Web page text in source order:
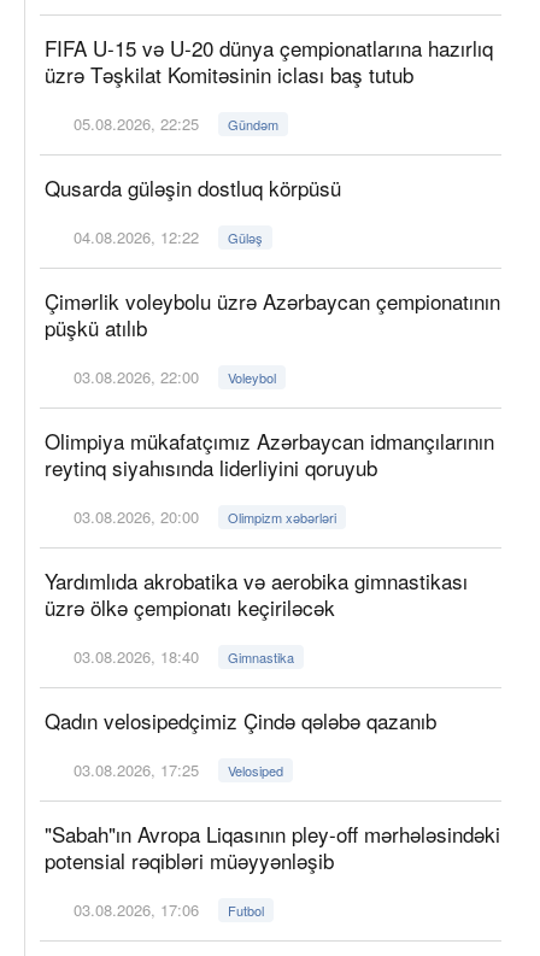
FIFA U-15 və U-20 dünya çempionatlarına hazırlıq
üzrə Təşkilat Komitəsinin iclası baş tutub
05.08.2026, 22:25 Gündəm
Qusarda güləşin dostluq körpüsü
04.08.2026, 12:22 Güləş
Çimərlik voleybolu üzrə Azərbaycan çempionatının
püşkü atılıb
03.08.2026, 22:00 Voleybol
Olimpiya mükafatçımız Azərbaycan idmançılarının
reytinq siyahısında liderliyini qoruyub
03.08.2026, 20:00 Olimpizm xəbərləri
Yardımlıda akrobatika və aerobika gimnastikası
üzrə ölkə çempionatı keçiriləcək
03.08.2026, 18:40 Gimnastika
Qadın velosipedçimiz Çində qələbə qazanıb
03.08.2026, 17:25 Velosiped
"Sabah"ın Avropa Liqasının pley-off mərhələsindəki
potensial rəqibləri müəyyənləşib
03.08.2026, 17:06 Futbol